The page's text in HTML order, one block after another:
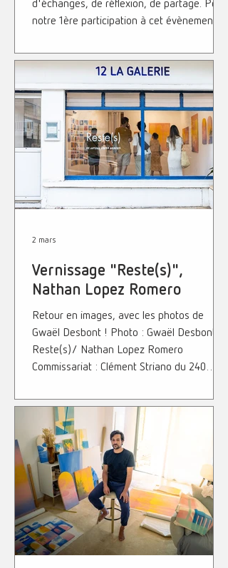
d'échanges, de réflexion, de partage. Pour
notre 1ère participation à cet évènement
été sélectionnés pour nous exprimer au
sein du programme CURARE, à travers
deux duos d'artistes que la galerie a
présentés. Le programme CURARE, mené
en partenariat avec le C-E-A (Association
française des commissaires d’exposition), a
invité Domitille Bertrand à porter son
Vernissage "Reste(s)",
Nathan Lopez Romero
Retour en images, avec les photos de
Gwaël Desbont ! Photo : Gwaël Desbonts
Reste(s)/ Nathan Lopez Romero
Commissariat : Clément Striano du 240
Sainte-Marie / Saint-Denis de La Réunion
Tous les samedis de 11h à 18h Le reste de
la semaine sur RDV
(12lagalerie@constellation.re) Nathan
Lopez Romero collecte éléments,
architectures, lumières, végétations et
peint patiemment des toiles à l'atmosphère
étrangement familière. S'il documente de
2 mars